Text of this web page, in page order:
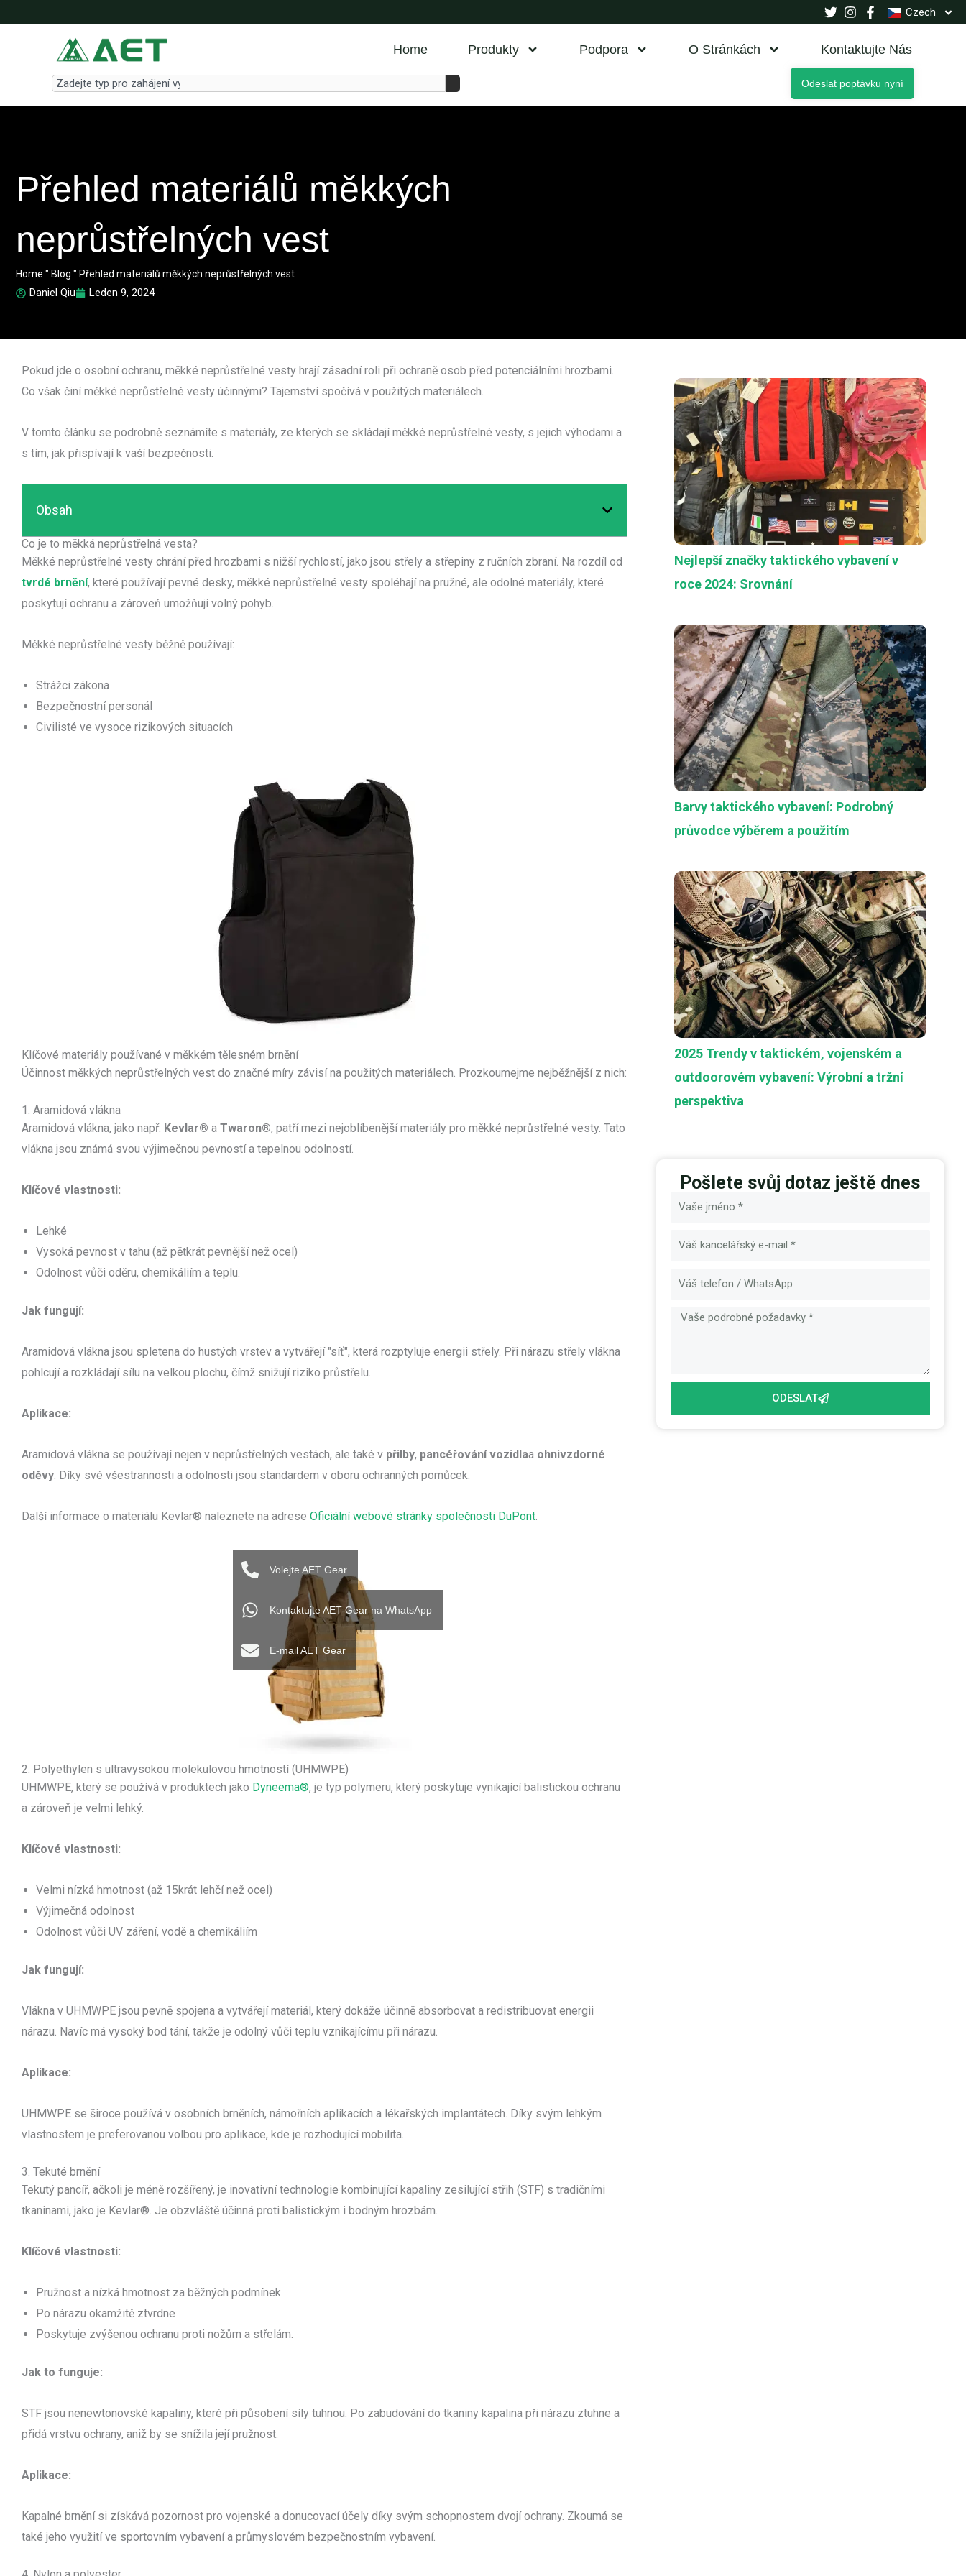
na
Czech
Home Produkty Podpora O Stránkách Kontaktujte Nás
Search Odeslat poptávku nyní
Přehled materiálů měkkých
neprůstřelných vest
Home " Blog " Přehled materiálů měkkých neprůstřelných vest
Daniel Qiu Leden 9, 2024
Pokud jde o osobní ochranu, měkké neprůstřelné vesty hrají zásadní roli při ochraně osob před potenciálními hrozbami.
Co však činí měkké neprůstřelné vesty účinnými? Tajemství spočívá v použitých materiálech.
V tomto článku se podrobně seznámíte s materiály, ze kterých se skládají měkké neprůstřelné vesty, s jejich výhodami a
s tím, jak přispívají k vaší bezpečnosti.
Obsah
Co je to měkká neprůstřelná vesta?
Měkké neprůstřelné vesty chrání před hrozbami s nižší rychlostí, jako jsou střely a střepiny z ručních zbraní. Na rozdíl od
tvrdé brnění, které používají pevné desky, měkké neprůstřelné vesty spoléhají na pružné, ale odolné materiály, které
poskytují ochranu a zároveň umožňují volný pohyb.
Měkké neprůstřelné vesty běžně používají:
Strážci zákona
Bezpečnostní personál
Civilisté ve vysoce rizikových situacích
Klíčové materiály používané v měkkém tělesném brnění
Účinnost měkkých neprůstřelných vest do značné míry závisí na použitých materiálech. Prozkoumejme nejběžnější z nich:
1. Aramidová vlákna
Aramidová vlákna, jako např. Kevlar® a Twaron®, patří mezi nejoblíbenější materiály pro měkké neprůstřelné vesty. Tato
vlákna jsou známá svou výjimečnou pevností a tepelnou odolností.
Klíčové vlastnosti:
Lehké
Vysoká pevnost v tahu (až pětkrát pevnější než ocel)
Odolnost vůči oděru, chemikáliím a teplu.
Jak fungují:
Aramidová vlákna jsou spletena do hustých vrstev a vytvářejí "síť", která rozptyluje energii střely. Při nárazu střely vlákna
pohlcují a rozkládají sílu na velkou plochu, čímž snižují riziko průstřelu.
Aplikace:
Aramidová vlákna se používají nejen v neprůstřelných vestách, ale také v přilby, pancéřování vozidlaa ohnivzdorné
oděvy. Díky své všestrannosti a odolnosti jsou standardem v oboru ochranných pomůcek.
Další informace o materiálu Kevlar® naleznete na adrese Oficiální webové stránky společnosti DuPont.
2. Polyethylen s ultravysokou molekulovou hmotností (UHMWPE)
UHMWPE, který se používá v produktech jako Dyneema®, je typ polymeru, který poskytuje vynikající balistickou ochranu
a zároveň je velmi lehký.
Klíčové vlastnosti:
Velmi nízká hmotnost (až 15krát lehčí než ocel)
Výjimečná odolnost
Odolnost vůči UV záření, vodě a chemikáliím
Jak fungují:
Vlákna v UHMWPE jsou pevně spojena a vytvářejí materiál, který dokáže účinně absorbovat a redistribuovat energii
nárazu. Navíc má vysoký bod tání, takže je odolný vůči teplu vznikajícímu při nárazu.
Aplikace:
UHMWPE se široce používá v osobních brněních, námořních aplikacích a lékařských implantátech. Díky svým lehkým
vlastnostem je preferovanou volbou pro aplikace, kde je rozhodující mobilita.
3. Tekuté brnění
Tekutý pancíř, ačkoli je méně rozšířený, je inovativní technologie kombinující kapaliny zesilující střih (STF) s tradičními
tkaninami, jako je Kevlar®. Je obzvláště účinná proti balistickým i bodným hrozbám.
Klíčové vlastnosti:
Pružnost a nízká hmotnost za běžných podmínek
Po nárazu okamžitě ztvrdne
Poskytuje zvýšenou ochranu proti nožům a střelám.
Jak to funguje:
STF jsou nenewtonovské kapaliny, které při působení síly tuhnou. Po zabudování do tkaniny kapalina při nárazu ztuhne a
přidá vrstvu ochrany, aniž by se snížila její pružnost.
Aplikace:
Kapalné brnění si získává pozornost pro vojenské a donucovací účely díky svým schopnostem dvojí ochrany. Zkoumá se
také jeho využití ve sportovním vybavení a průmyslovém bezpečnostním vybavení.
Nejlepší značky taktického vybavení v
roce 2024: Srovnání
Barvy taktického vybavení: Podrobný
průvodce výběrem a použitím
2025 Trendy v taktickém, vojenském a
outdoorovém vybavení: Výrobní a tržní
perspektiva
Pošlete svůj dotaz ještě dnes
Název
E-
Zpráva
ODESLAT
Volejte AET Gear
Kontaktujte AET Gear na WhatsApp
E-mail AET Gear